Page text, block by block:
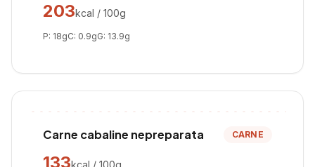
203kcal / 100g
P: 18gC: 0.9gG: 13.9g
Carne cabaline nepreparata CARNE
133kcal / 100g